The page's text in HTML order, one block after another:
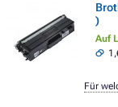
)
Auf
Für